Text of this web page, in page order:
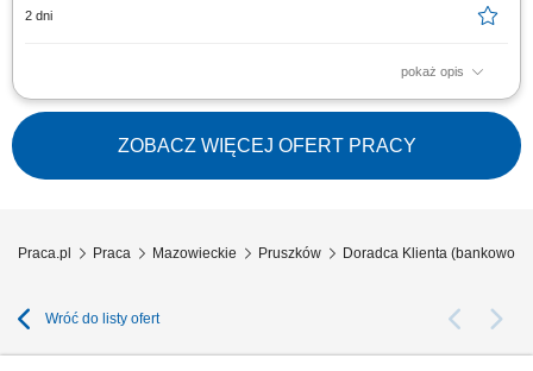
2 dni
pokaż opis
Twój zakres obowiązków diagnozowanie potrzeb i oczekiwań Klientów,
nawiązywanie i utrzymywanie relacji z Klientami, realizacja celów
sprzedażowych, kształtowanie pozytywnego wizerunku Banku poprzez
wysoką jakość obsługi, operacyjna obsługa Klientów detalicznych,
małych i średnich firm.
ZOBACZ WIĘCEJ OFERT PRACY
Praca.pl Praca Mazowieckie Pruszków Doradca Klienta
Wróć do listy ofert